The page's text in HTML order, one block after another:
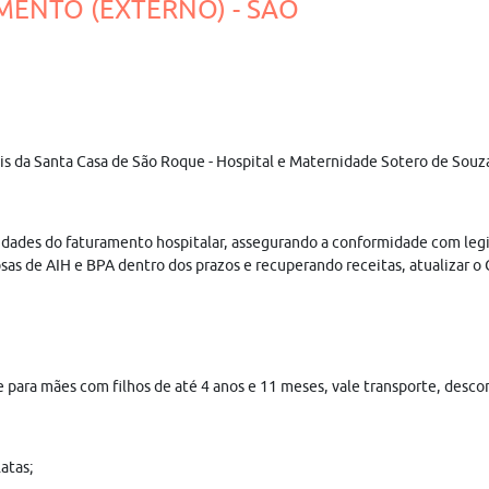
(EXTERNO) - SÃO
Santa Casa de São Roque - Hospital e Maternidade Sotero de
do faturamento hospitalar, assegurando a conformidade
de AIH e BPA dentro dos prazos e recuperando receitas,
mães com filhos de até 4 anos e 11 meses, vale transporte,